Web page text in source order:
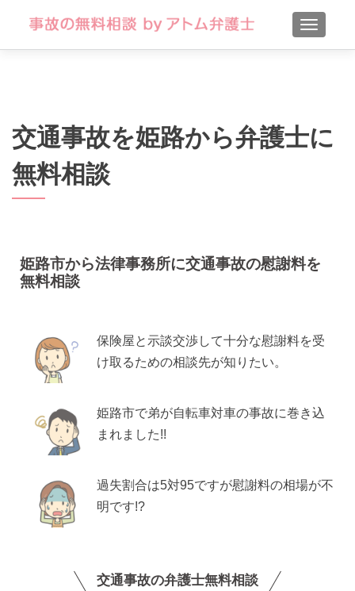
交通事故を姫路から弁護士に
無料相談
姫路市から法律事務所に交通事故の慰謝料を
無料相談
保険屋と示談交渉して十分な慰謝料を受
け取るための相談先が知りたい。
姫路市で弟が自転車対車の事故に巻き込
まれました!!
過失割合は5対95ですが慰謝料の相場が不
明です!?
交通事故の弁護士無料相談